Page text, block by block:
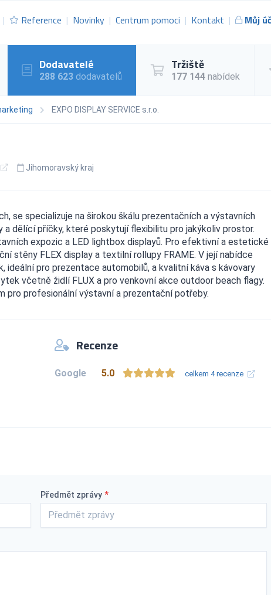
Reference Novinky Centrum pomoci Kontakt Můj
Dodavatelé
288 623 dodavatelů
Tržiště
177 144 nabídek
EXPO DISPLAY SERVICE s.r.o.
Jihomoravský kraj
se specializuje na širokou škálu prezentačních a výstavních
a dělící příčky, které poskytují flexibilitu pro jakýkoliv prostor.
expozic a LED lightbox displayů. Pro efektivní a estetické
stěny FLEX display a textilní rollupy FRAME. V její nabídce
ideální pro prezentace automobilů, a kvalitní káva s kávovary
včetně židlí FLUX a pro venkovní akce outdoor beach flagy.
pro profesionální výstavní a prezentační potřeby.
Recenze
Google 5.0 celkem 4 recenze
Předmět zprávy *